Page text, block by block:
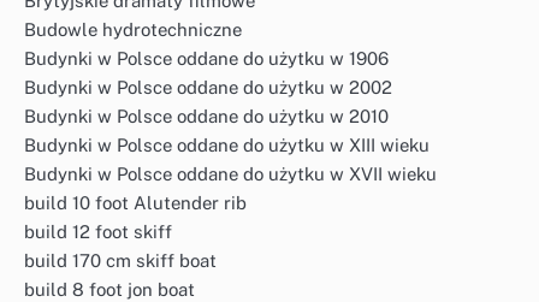
Budowle hydrotechniczne
Budynki w Polsce oddane do użytku w 1906
Budynki w Polsce oddane do użytku w 2002
Budynki w Polsce oddane do użytku w 2010
Budynki w Polsce oddane do użytku w XIII wieku
Budynki w Polsce oddane do użytku w XVII wieku
build 10 foot Alutender rib
build 12 foot skiff
build 170 cm skiff boat
build 8 foot jon boat